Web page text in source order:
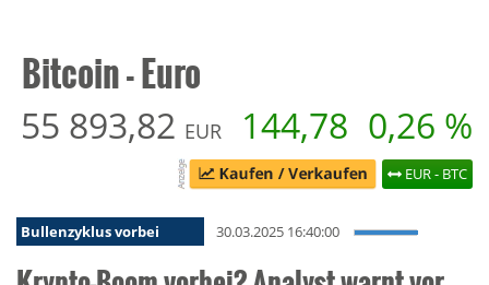
Bitcoin - Euro
55 893,82 EUR 144,78 0,26 %
EUR - BTC
Bullenzyklus vorbei 30.03.2025 16:40:00